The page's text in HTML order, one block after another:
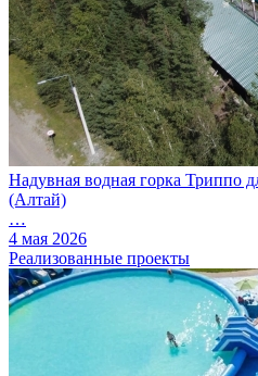
Надувная водная горка Триппо
(Алтай)
…
4 мая 2026
Реализованные проекты